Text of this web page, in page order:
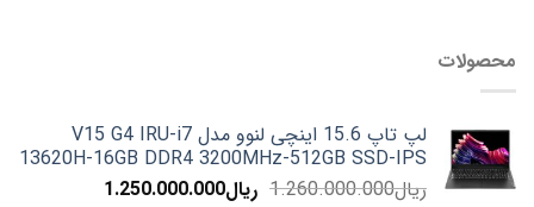
محصولات
لپ تاپ 15.6 اینچی لنوو مدل V15 G4 IRU-i7
13620H-16GB DDR4 3200MHz-512GB SSD-IPS
ریال1.260.000.000 قیمت
ریال1.250.000.000قیمت